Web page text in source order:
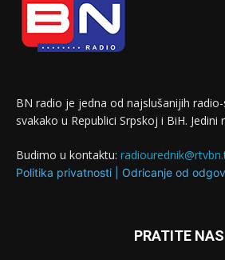
BN radio je jedna od najslušanijih
svakako u Republici Srpskoj i BiH. Jedini
Budimo u kontaktu:
Politika privatnosti Odricanje od
PRATITE NAS